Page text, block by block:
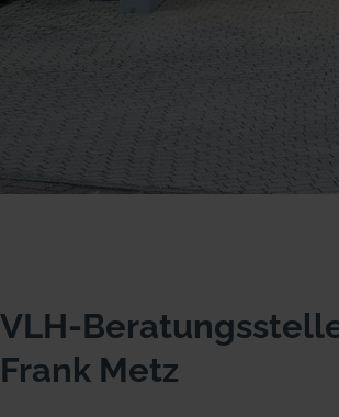
VLH-
Frank Metz